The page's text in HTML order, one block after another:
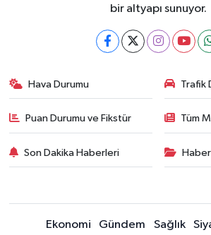
bir altyapı sunuyor.
Hava Durumu Trafik
Puan Durumu ve Fikstür Tüm
Son Dakika Haberleri
Ekonomi Gündem Sağlık